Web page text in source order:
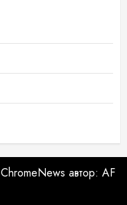
ChromeNews автор: AF